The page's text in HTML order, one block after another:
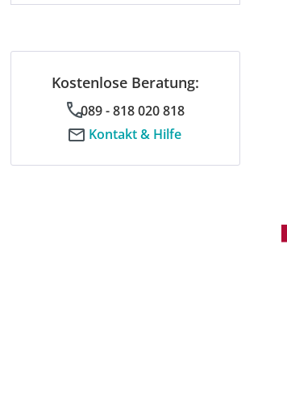
Kostenlose Beratung:
089 - 818 020 818
Kontakt & Hilfe